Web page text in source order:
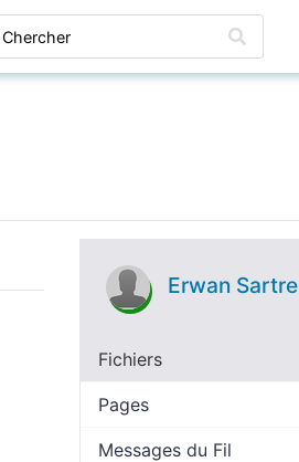
Erwan Sartre
Fichiers
Pages
Messages du Fil